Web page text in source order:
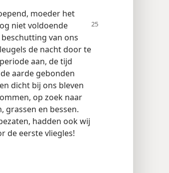
moeder het
niet voldoende
van ons
de nacht door te
aan, de tijd
aarde gebonden
dicht bij ons bleven
op zoek naar
en bessen.
hadden ook wij
de eerste vliegles!